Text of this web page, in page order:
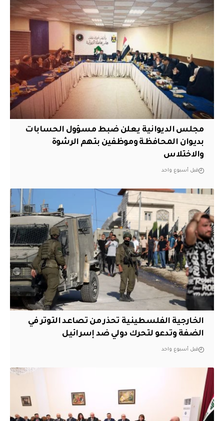
مجلس الديوانية يعلن ضبط مسؤول الحسابات
بديوان المحافظة وموظفين بتهم الرشوة
والاختلاس
قبل أسبوع واحد
الخارجية الفلسطينية تحذر من تصاعد التوتر في
الضفة وتدعو لتحرك دولي ضد إسرائيل
قبل أسبوع واحد